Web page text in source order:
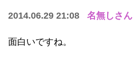
2014.06.29 21:08 名無しさん
面白いですね。